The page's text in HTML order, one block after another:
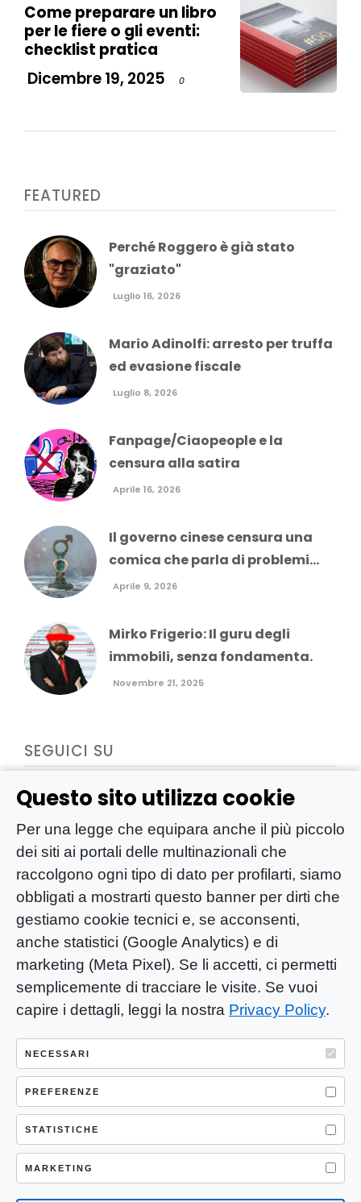
Questo sito utilizza cookie
Per una legge che equipara anche il più piccolo
dei siti ai portali delle multinazionali che
raccolgono ogni tipo di dato per profilarti, siamo
obbligati a mostrarti questo banner per dirti che
gestiamo cookie tecnici e, se acconsenti,
anche statistici (Google Analytics) e di
marketing (Meta Pixel). Se li accetti, ci permetti
semplicemente di tracciare le visite. Se vuoi
capire i dettagli, leggi la nostra Privacy Policy.
NECESSARI
PREFERENZE
STATISTICHE
MARKETING
Come preparare un libro
per le fiere o gli eventi:
checklist pratica
Dicembre 19, 2025
0
FEATURED
Perché Roggero è già stato
"graziato"
Luglio 16, 2026
Mario Adinolfi: arresto per truffa
ed evasione fiscale
Luglio 8, 2026
Fanpage/Ciaopeople e la
censura alla satira
Aprile 16, 2026
Il governo cinese censura una
comica che parla di problemi...
Aprile 9, 2026
Mirko Frigerio: Il guru degli
immobili, senza fondamenta.
Novembre 21, 2025
SEGUICI SU
YOU-ng Slow Journalism è una testata
giornalistica di proprietà di Mastino S.R.L.
Registrazione presso Trib. Santa Maria
Capua Vetere (CE) n° 900 del 31/01/2025 |
ISSN 3103-4683
P.IVA: 04755530617
Sede Legale: CASERTA – VIA LORENZO MARIA